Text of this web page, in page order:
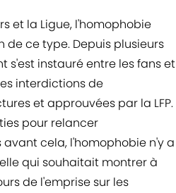
et la Ligue, l'homophobie
de ce type. Depuis plusieurs
s'est instauré entre les fans et
interdictions de
et approuvées par la LFP.
pour relancer
cela, l'homophobie n'y a
qui souhaitait montrer à
de l'emprise sur les